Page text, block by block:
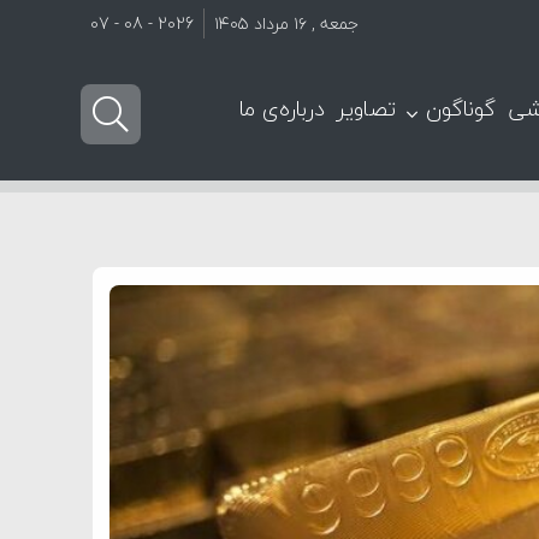
جمعه , ۱۶ مرداد ۱۴۰۵ 2026 - 08 - 07
گوناگون تصاویر درباره‌ی ما